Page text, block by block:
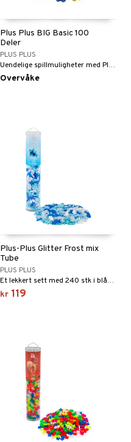
Plus Plus BIG Basic 100
Deler
PLUS PLUS
Uendelige spillmuligheter med Plus Plus BIG Basic 100 deler.
Overvåke
Plus-Plus Glitter Frost mix
Tube
PLUS PLUS
Et lekkert sett med 240 stk i blåtoner.
kr 119